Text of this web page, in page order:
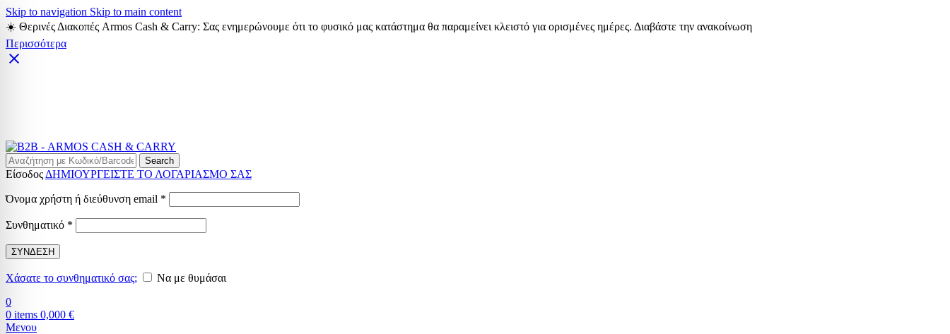
Skip to navigation Skip to main content
☀️ Θερινές Διακοπές Armos Cash & Carry: Σας ενημερώνουμε ότι το φυσικό μας κατάστημα θα παραμείνει κλειστό για ορισμένες ημέρες. Διαβάστε την ανακοίνωση
Περισσότερα
Search
Είσοδος ΔΗΜΙΟΥΡΓΕΙΣΤΕ ΤΟ ΛΟΓΑΡΙΑΣΜΟ ΣΑΣ
Όνομα χρήστη ή διεύθυνση email *
Συνθηματικό *
ΣΥΝΔΕΣΗ
Χάσατε το συνθηματικό σας;
Να με θυμάσαι
0
0 items 0,000 €
Μενου